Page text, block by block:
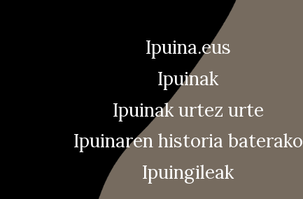
Ipuina.eus
Ipuinak
Ipuinak urtez urte
Ipuinaren historia baterako
Ipuingileak